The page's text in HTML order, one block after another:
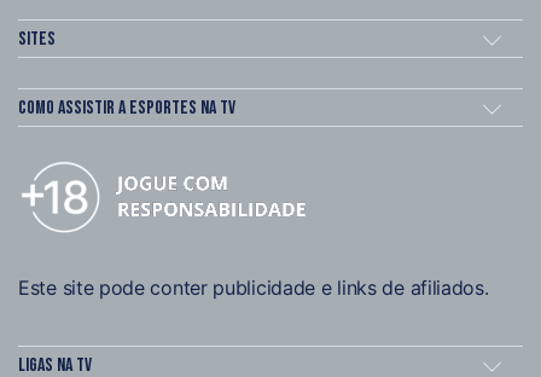
Sites
Como assistir a esportes na TV
Este site pode conter publicidade e links de afiliados.
Ligas na TV